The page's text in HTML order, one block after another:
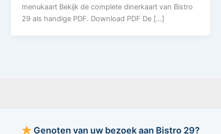
menukaart Bekijk de complete dinerkaart van Bistro
29 als handige PDF. Download PDF De […]
Genoten van uw bezoek aan Bistro 29?